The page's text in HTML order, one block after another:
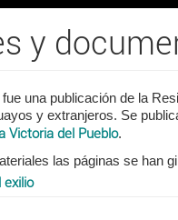
y
una publicación de la
y extranjeros. Se
Victoria del Pueblo.
las páginas se han
exilio